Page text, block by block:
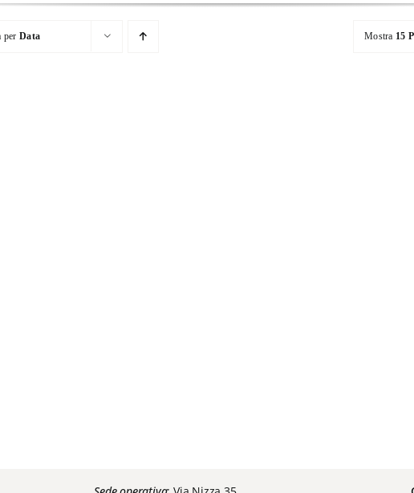
per Data Mostra 15